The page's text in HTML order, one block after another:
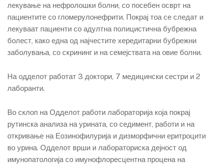
лекување на нефролошки болни, со посебен осврт на
пациентите со гломерулонефрити. Покрај тоа се следат и
лекуваат пациенти со адултна полицистична бубрежна
болест, како една од најчестите хередитарни бубрежни
заболувања, со скрининг и на семејствата на овие болни.
На одделот работат 3 доктори, 7 медицински сестри и 2
лаборанти.
Во склоп на Одделот работи лабораторија која покрај
рутинска анализа на урината, со седимент, работи и на
откривање на Еозинофилурија и дизморфични еритроцити
во урина. Одделот врши и лабораториска дејност од
имунопатологија со имунофлоресцентна процена на